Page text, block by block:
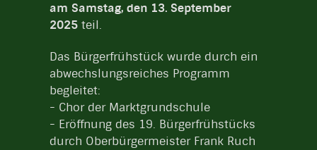
am Samstag, den 13. September
2025 teil.
Das Bürgerfrühstück wurde durch ein
abwechslungsreiches Programm
begleitet:
- Chor der Marktgrundschule
- Eröffnung des 19. Bürgerfrühstücks
durch Oberbürgermeister Frank Ruch